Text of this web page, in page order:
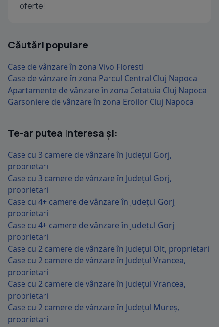
oferte!
Căutări populare
Case de vânzare în zona Vivo Floresti
Case de vânzare în zona Parcul Central Cluj Napoca
Apartamente de vânzare în zona Cetatuia Cluj Napoca
Garsoniere de vânzare în zona Eroilor Cluj Napoca
Te-ar putea interesa și:
Case cu 3 camere de vânzare în Județul Gorj,
proprietari
Case cu 3 camere de vânzare în Județul Gorj,
proprietari
Case cu 4+ camere de vânzare în Județul Gorj,
proprietari
Case cu 4+ camere de vânzare în Județul Gorj,
proprietari
Case cu 2 camere de vânzare în Județul Olt, proprietari
Case cu 2 camere de vânzare în Județul Vrancea,
proprietari
Case cu 2 camere de vânzare în Județul Vrancea,
proprietari
Case cu 2 camere de vânzare în Județul Mureș,
proprietari